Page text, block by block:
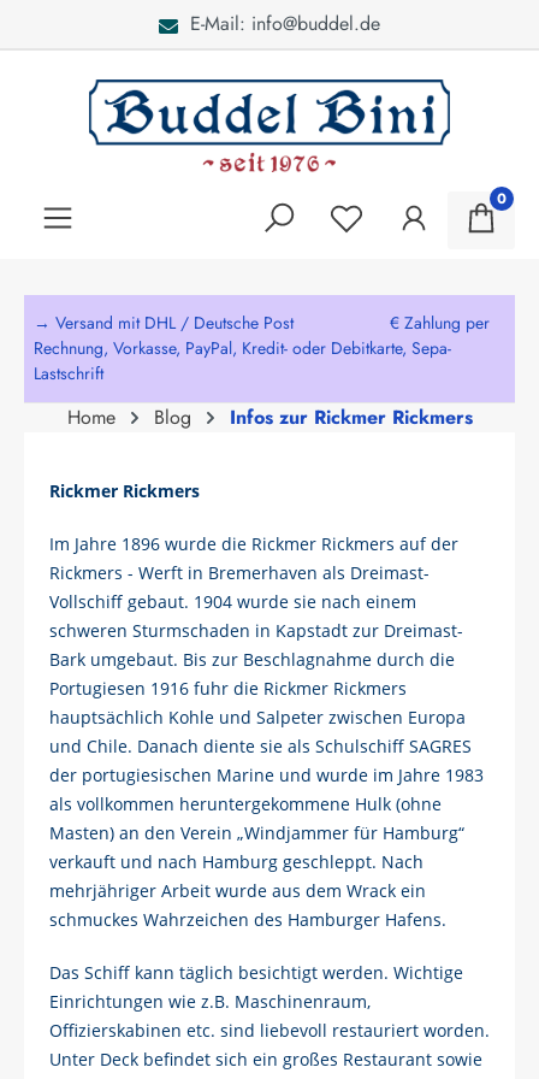
E-Mail: info@buddel.de
0
→ Versand mit DHL / Deutsche Post € Zahlung per
Rechnung, Vorkasse, PayPal, Kredit- oder Debitkarte, Sepa-
Lastschrift
Home Blog Infos zur Rickmer Rickmers
Rickmer Rickmers
Im Jahre 1896 wurde die Rickmer Rickmers auf der
Rickmers - Werft in Bremerhaven als Dreimast-
Vollschiff gebaut. 1904 wurde sie nach einem
schweren Sturmschaden in Kapstadt zur Dreimast-
Bark umgebaut. Bis zur Beschlagnahme durch die
Portugiesen 1916 fuhr die Rickmer Rickmers
hauptsächlich Kohle und Salpeter zwischen Europa
und Chile. Danach diente sie als Schulschiff SAGRES
der portugiesischen Marine und wurde im Jahre 1983
als vollkommen heruntergekommene Hulk (ohne
Masten) an den Verein „Windjammer für Hamburg“
verkauft und nach Hamburg geschleppt. Nach
mehrjähriger Arbeit wurde aus dem Wrack ein
schmuckes Wahrzeichen des Hamburger Hafens.
Das Schiff kann täglich besichtigt werden. Wichtige
Einrichtungen wie z.B. Maschinenraum,
Offizierskabinen etc. sind liebevoll restauriert worden.
Unter Deck befindet sich ein großes Restaurant sowie